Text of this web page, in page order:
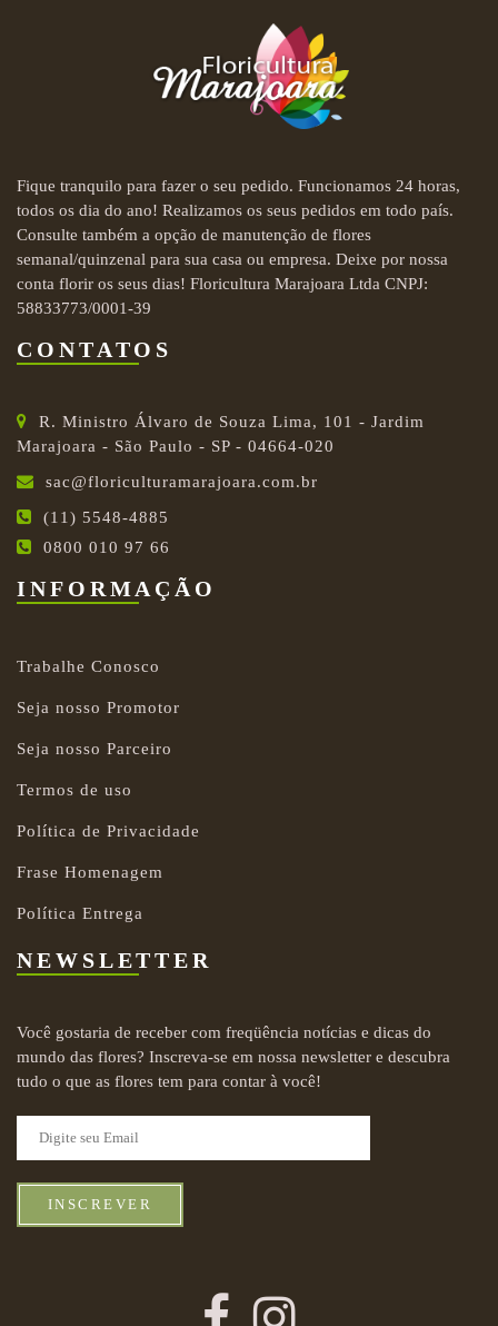
Fique tranquilo para fazer o seu pedido. Funcionamos 24 horas,
todos os dia do ano! Realizamos os seus pedidos em todo país.
Consulte também a opção de manutenção de flores
semanal/quinzenal para sua casa ou empresa. Deixe por nossa
conta florir os seus dias! Floricultura Marajoara Ltda CNPJ:
58833773/0001-39
CONTATOS
R. Ministro Álvaro de Souza Lima, 101 - Jardim
Marajoara - São Paulo - SP - 04664-020
sac@floriculturamarajoara.com.br
(11) 5548-4885
0800 010 97 66
INFORMAÇÃO
Trabalhe Conosco
Seja nosso Promotor
Seja nosso Parceiro
Termos de uso
Política de Privacidade
Frase Homenagem
Política Entrega
NEWSLETTER
Você gostaria de receber com freqüência notícias e dicas do
mundo das flores? Inscreva-se em nossa newsletter e descubra
tudo o que as flores tem para contar à você!
INSCREVER